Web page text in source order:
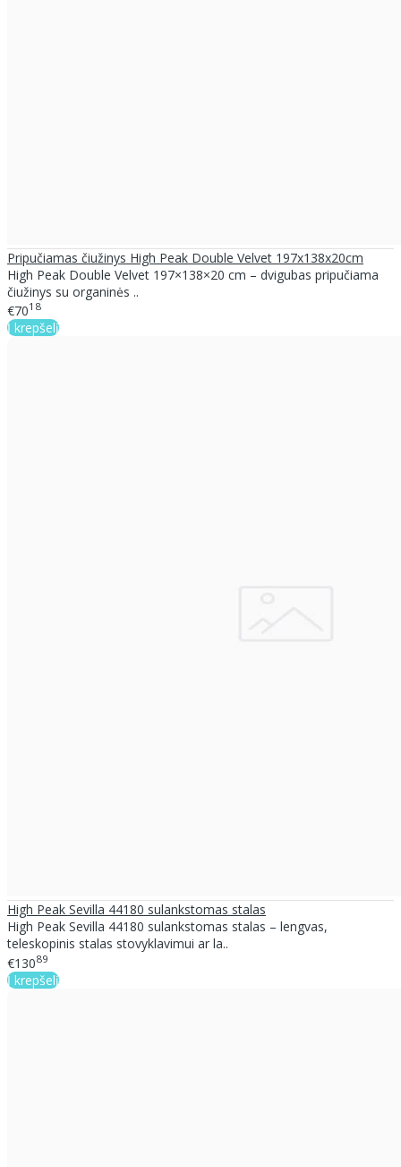
Pripučiamas čiužinys High Peak Double Velvet 197x138x20cm
High Peak Double Velvet 197×138×20 cm – dvigubas pripučiama
čiužinys su organinės ..
€7018
Į krepšelį
High Peak Sevilla 44180 sulankstomas stalas
High Peak Sevilla 44180 sulankstomas stalas – lengvas,
teleskopinis stalas stovyklavimui ar la..
€13089
Į krepšelį